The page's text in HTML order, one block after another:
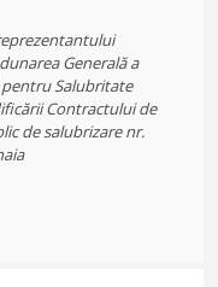
Generală a
Salubritate
Contractului de
de salubrizare nr.